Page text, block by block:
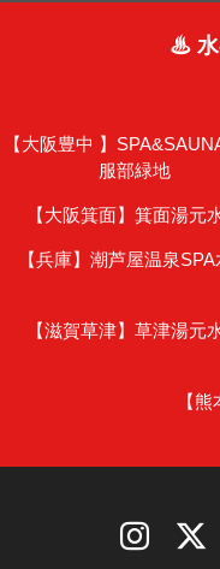
♨ 水
【大阪豊中 】
服部緑地
【大阪箕面】 箕面湯元
【兵庫】 潮芦屋温泉SPA
【滋賀草津】 草津湯元
【熊